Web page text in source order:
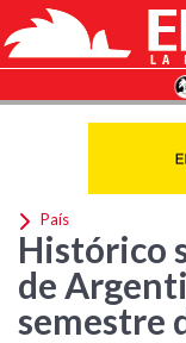
País
Histórico
de
semestre